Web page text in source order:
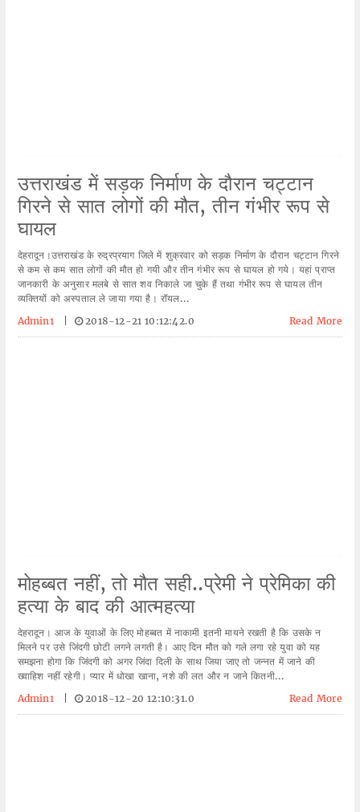
उत्तराखंड में सड़क निर्माण के दौरान चट्टान
गिरने से सात लोगों की मौत, तीन गंभीर रूप से
घायल
देहरादून।उत्तराखंड के रुद्रप्रयाग जिले में शुक्रवार को सड़क निर्माण के दौरान चट्टान गिरने
से कम से कम सात लोगों की मौत हो गयी और तीन गंभीर रूप से घायल हो गये। यहां प्राप्त
जानकारी के अनुसार मलबे से सात शव निकाले जा चुके हैं तथा गंभीर रूप से घायल तीन
व्यक्तियों को अस्पताल ले जाया गया है। रॉयल...
Admin1
2018-12-21 10:12:42.0 Read More
मोहब्बत नहीं, तो मौत सही..प्रेमी ने प्रेमिका की
हत्या के बाद की आत्महत्या
देहरादून। आज के युवाओं के लिए मोहब्बत में नाकामी इतनी मायने रखती है कि उसके न
मिलने पर उसे जिंदगी छोटी लगने लगती है। आए दिन मौत को गले लगा रहे युवा को यह
समझना होगा कि जिंदगी को अगर जिंदा दिली के साथ जिया जाए तो जन्नत में जाने की
ख्वाहिश नहीं रहेगी। प्यार में धोखा खाना, नशे की लत और न जाने कितनी...
Admin1
2018-12-20 12:10:31.0 Read More